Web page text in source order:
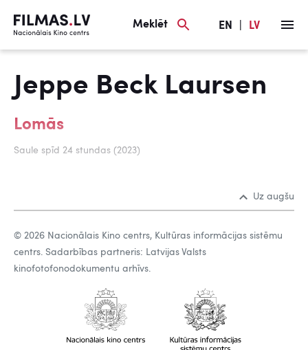
Meklēt EN LV
Jeppe Beck Laursen
Lomās
Saule spīd 24 stundas (2023)
Uz augšu
© 2026 Nacionālais Kino centrs, Kultūras informācijas sistēmu
centrs. Sadarbības partneris: Latvijas Valsts
kinofotofonodokumentu arhīvs.